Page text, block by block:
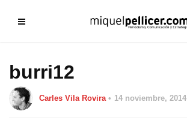
burri12
Carles Vila Rovira 14 noviembre, 2014